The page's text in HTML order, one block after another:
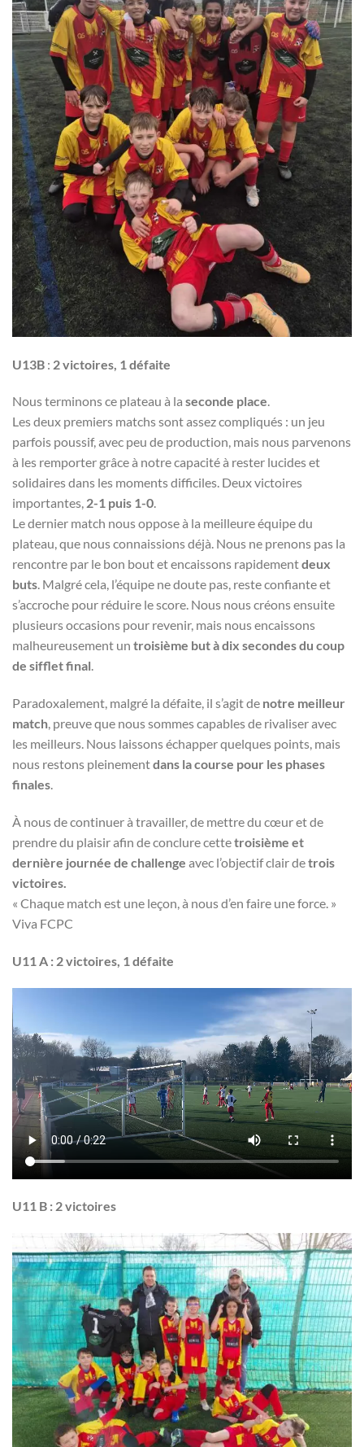
U13B : 2 victoires, 1 défaite
Nous terminons ce plateau à la seconde place.
Les deux premiers matchs sont assez compliqués : un jeu
parfois poussif, avec peu de production, mais nous parvenons
à les remporter grâce à notre capacité à rester lucides et
solidaires dans les moments difficiles. Deux victoires
importantes, 2-1 puis 1-0.
Le dernier match nous oppose à la meilleure équipe du
plateau, que nous connaissions déjà. Nous ne prenons pas la
rencontre par le bon bout et encaissons rapidementdeux
buts. Malgré cela, l’équipe ne doute pas, reste confiante et
s’accroche pour réduire le score. Nous nous créons ensuite
plusieurs occasions pour revenir, mais nous encaissons
malheureusement un troisième but à dix secondes du coup
de sifflet final.
Paradoxalement, malgré la défaite, il s’agit de notre meilleur
match, preuve que nous sommes capables de rivaliser avec
les meilleurs. Nous laissons échapper quelques points, mais
nous restons pleinementdans la course pour les phases
finales.
À nous de continuer à travailler, de mettre du cœur et de
prendre du plaisir afin de conclure cettetroisième et
dernière journée de challenge avec l’objectif clair detrois
victoires.
« Chaque match est une leçon, à nous d’en faire une force. »
Viva FCPC
U11 A : 2 victoires, 1 défaite
U11 B : 2 victoires